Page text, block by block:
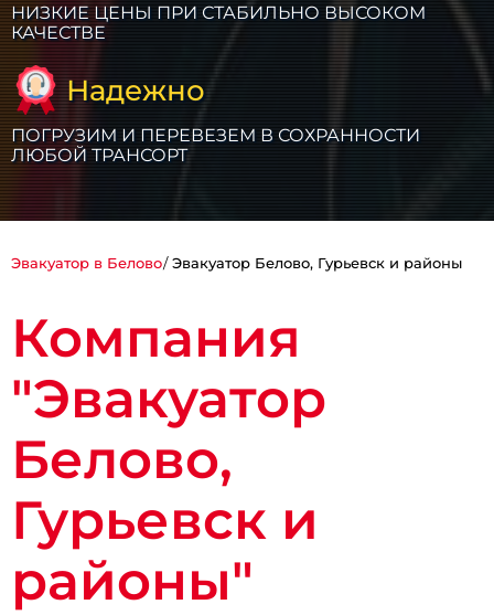
НИЗКИЕ ЦЕНЫ ПРИ СТАБИЛЬНО ВЫСОКОМ
КАЧЕСТВЕ
Надежно
ПОГРУЗИМ И ПЕРЕВЕЗЕМ В СОХРАННОСТИ
ЛЮБОЙ ТРАНСОРТ
Эвакуатор в Белово Эвакуатор Белово, Гурьевск и районы
Компания
"Эвакуатор
Белово,
Гурьевск и
районы"